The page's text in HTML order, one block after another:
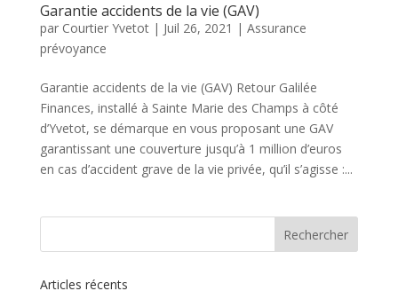
Garantie accidents de la vie (GAV)
par Courtier Yvetot| Juil 26, 2021 | Assurance
prévoyance
Garantie accidents de la vie (GAV) Retour Galilée
Finances, installé à Sainte Marie des Champs à côté
d’Yvetot, se démarque en vous proposant une GAV
garantissant une couverture jusqu’à 1 million d’euros
en cas d’accident grave de la vie privée, qu’il s’agisse :...
Articles récents